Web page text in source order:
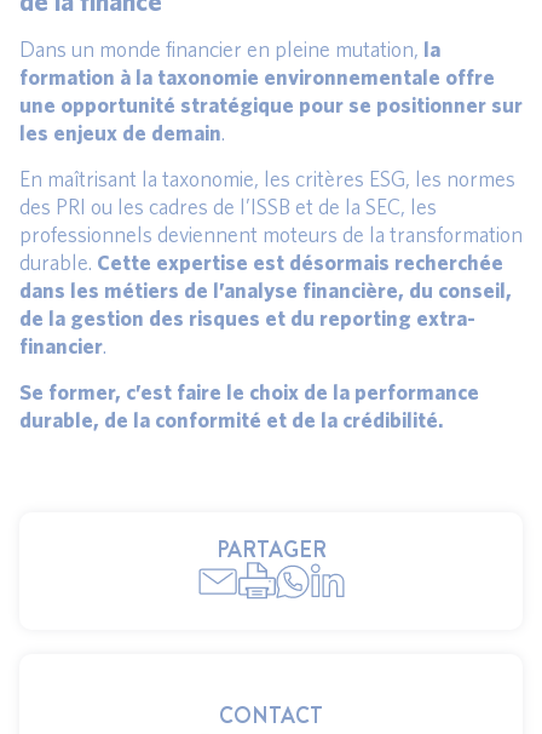
Dans un monde financier en pleine mutation, la
formation à la taxonomie environnementale offre
une opportunité stratégique pour se positionner sur
les enjeux de demain.
En maîtrisant la taxonomie, les critères ESG, les normes
des PRI ou les cadres de l’ISSB et de la SEC, les
professionnels deviennent moteurs de la transformation
durable. Cette expertise est désormais recherchée
dans les métiers de l’analyse financière, du conseil,
de la gestion des risques et du reporting extra-
financier.
Se former, c’est faire le choix de la performance
durable, de la conformité et de la crédibilité.
PARTAGER
CONTACT